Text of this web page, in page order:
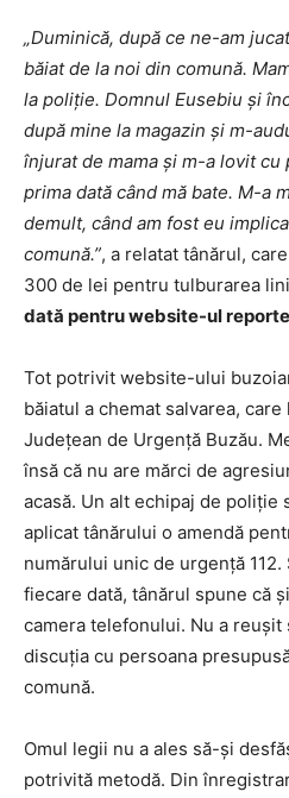
„Duminică, după ce ne-am
băiat de la noi din comună.
la poliție. Domnul Eusebiu și
după mine la magazin și m-
înjurat de mama și m-a lovit cu
prima dată când mă bate. M-a
demult, când am fost eu
comună.”, a relatat tânărul,
300 de lei pentru tulburarea
dată pentru website-ul
Tot potrivit website-ului
băiatul a chemat salvarea,
Județean de Urgență Buzău.
însă că nu are mărci de
acasă. Un alt echipaj de poliție
aplicat tânărului o amendă
numărului unic de urgență
fiecare dată, tânărul spune că
camera telefonului. Nu a
discuția cu persoana
comună.
Omul legii nu a ales să-şi
potrivită metodă. Din